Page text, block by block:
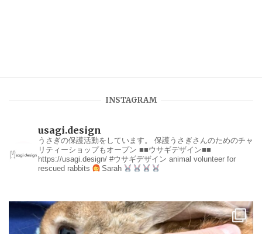
INSTAGRAM
usagi.design
うさぎの保護活動をしています。
保護うさぎさんのためのチャ
リティーショップもオープン ■■ウサギデザイン■■
https://usagi.design/ #ウサギデザイン animal volunteer for
rescued rabbits
Sarah